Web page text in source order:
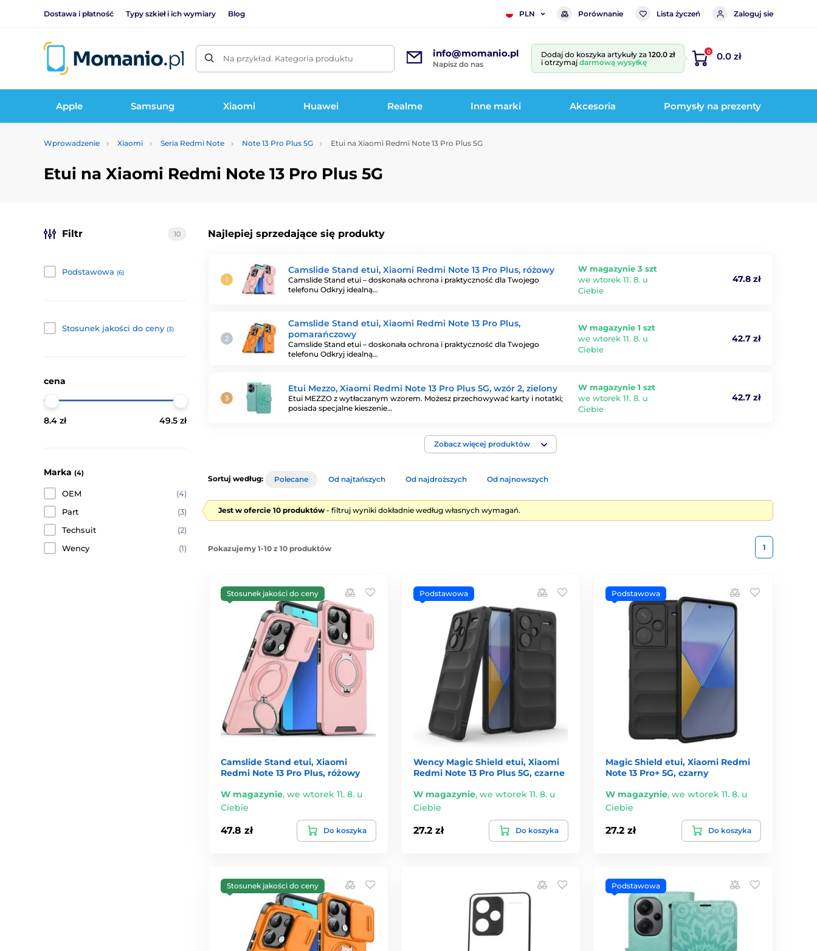
Dostawa i płatność Typy szkieł i ich wymiary Blog PLN Porównanie Lista życzeń Zaloguj sie
Na przykład. Kategoria produktu info@momanio.pl
Napisz do nas
Dodaj do koszyka artykuły za 120.0 zł
i otrzymaj darmową wysyłkę
0 0.0 zł
Apple Samsung Xiaomi Huawei Realme Inne marki Akcesoria Pomysły na prezenty
Wprowadzenie Xiaomi Seria Redmi Note Note 13 Pro Plus 5G Etui na Xiaomi Redmi Note 13 Pro Plus 5G
Etui na Xiaomi Redmi Note 13 Pro Plus 5G
Najlepiej sprzedające się produkty
Camslide Stand etui, Xiaomi Redmi Note 13 Pro Plus, różowy
Camslide Stand etui – doskonała ochrona i praktyczność dla Twojego
telefonu Odkryj idealną…
W magazynie 3 szt
we wtorek 11. 8. u
Ciebie
47.8 zł
Camslide Stand etui, Xiaomi Redmi Note 13 Pro Plus,
pomarańczowy
Camslide Stand etui – doskonała ochrona i praktyczność dla Twojego
telefonu Odkryj idealną…
W magazynie 1 szt
we wtorek 11. 8. u
Ciebie
42.7 zł
Etui Mezzo, Xiaomi Redmi Note 13 Pro Plus 5G, wzór 2, zielony
Etui MEZZO z wytłaczanym wzorem. Możesz przechowywać karty i notatki;
posiada specjalne kieszenie…
W magazynie 1 szt
we wtorek 11. 8. u
Ciebie
42.7 zł
Zobacz więcej produktów
Filtr 10
Podstawowa (6)
Stosunek jakości do ceny (3)
cena
8.4 zł 49.5 zł
Marka (4)
OEM
(4)
Part
(3)
Techsuit
(2)
Wency
(1)
Sortuj według: Polecane Od najtańszych Od najdroższych Od najnowszych
Jest w ofercie 10 produktów - filtruj wyniki dokładnie według własnych wymagań.
Pokazujemy 1-10 z 10 produktów 1
Stosunek jakości do ceny
Camslide Stand etui, Xiaomi
Redmi Note 13 Pro Plus, różowy
W magazynie, we wtorek 11. 8. u
Ciebie
47.8 zł Do koszyka
Podstawowa
Wency Magic Shield etui, Xiaomi
Redmi Note 13 Pro Plus 5G, czarne
W magazynie, we wtorek 11. 8. u
Ciebie
27.2 zł Do koszyka
Podstawowa
Magic Shield etui, Xiaomi Redmi
Note 13 Pro+ 5G, czarny
W magazynie,we wtorek 11. 8. u
Ciebie
27.2 zł Do koszyka
Stosunek jakości do ceny Podstawowa